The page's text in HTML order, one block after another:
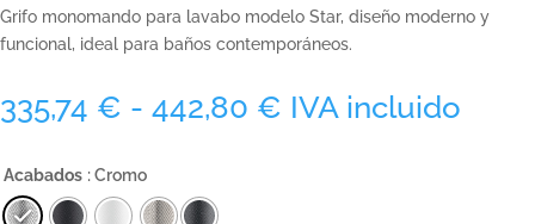
Grifo monomando para lavabo modelo Star, diseño moderno y
funcional, ideal para baños contemporáneos.
335,74 € - 442,80 € Rango
IVA incluido
Acabados : Cromo